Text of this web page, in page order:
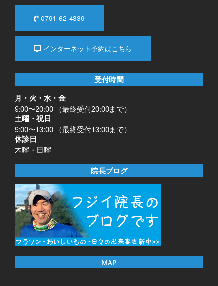
0791-62-4339
インターネット予約はこちら
受付時間
月・火・水・金
9:00〜20:00 （最終受付20:00まで）
土曜・祝日
9:00〜13:00 （最終受付13:00まで）
休診日
木曜・日曜
院長ブログ
MAP